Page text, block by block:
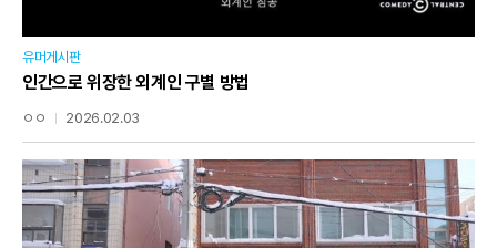
유머게시판
인간으로 위장한 외계인 구별 방법
ㅇㅇ 2026.02.03